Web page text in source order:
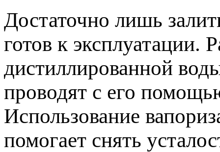
Достаточно лишь
готов к эксплуатации.
дистиллированной
проводят с его
Использование
помогает снять